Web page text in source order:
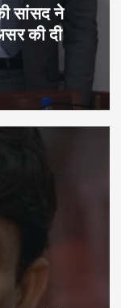
सांसद ने
की दी